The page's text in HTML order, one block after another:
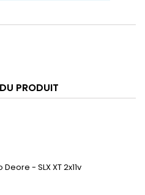
PRODUIT
- SLX XT 2x11v